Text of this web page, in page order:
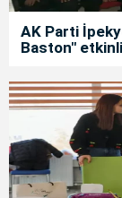
AK Parti
Baston"